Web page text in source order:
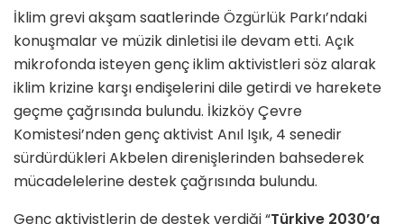
İklim grevi akşam saatlerinde Özgürlük Parkı’ndaki
konuşmalar ve müzik dinletisi ile devam etti. Açık
mikrofonda isteyen genç iklim aktivistleri söz alarak
iklim krizine karşı endişelerini dile getirdi ve harekete
geçme çağrısında bulundu. İkizköy Çevre
Komistesi’nden genç aktivist Anıl Işık, 4 senedir
sürdürdükleri Akbelen direnişlerinden bahsederek
mücadelelerine destek çağrısında bulundu.
Genç aktivistlerin de destek verdiği “Türkiye 2030’a